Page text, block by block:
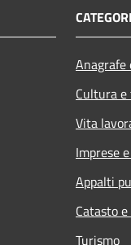
Cultura
Vita
Imprese
Appalti
Catasto
Turismo